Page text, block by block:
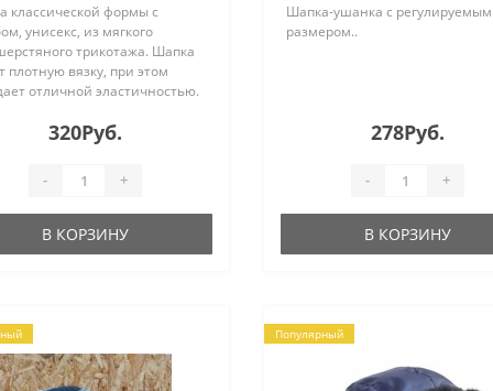
классической формы с
унисекс, из мягкого
трикотажа. Шапка
плотную вязку, при этом
отличной эластичностью.
зиму.320Руб.
- +
В КОРЗИНУ
Шапка-ушанка с регулируемым
размером..
278Руб.
- +
В КОРЗИНУ
Популярный